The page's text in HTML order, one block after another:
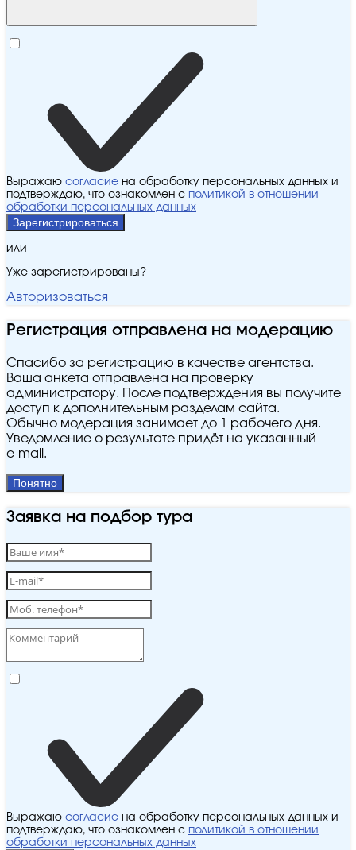
Выражаю согласие на обработку персональных данных и
подтверждаю, что ознакомлен с политикой в отношении
обработки персональных данных
Зарегистрироваться
или
Уже зарегистрированы?
Авторизоваться
Регистрация отправлена на модерацию
Спасибо за регистрацию в качестве агентства.
Ваша анкета отправлена на проверку
администратору. После подтверждения вы получите
доступ к дополнительным разделам сайта.
Обычно модерация занимает до 1 рабочего дня.
Уведомление о результате придёт на указанный
e‑mail.
Понятно
Заявка на подбор тура
Выражаю согласие на обработку персональных данных и
подтверждаю, что ознакомлен с политикой в отношении
обработки персональных данных